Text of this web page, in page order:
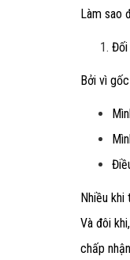
Làm sao
Đối
Bởi vì
Nhiều
Và đôi
chấp nhận